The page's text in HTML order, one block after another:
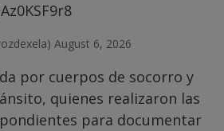
August 6, 2026
por cuerpos de socorro y
quienes realizaron las
para documentar